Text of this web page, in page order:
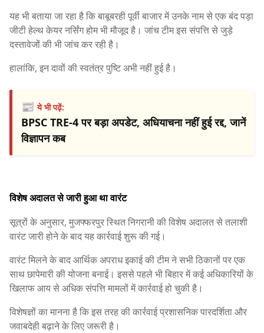
यह भी बताया जा रहा है कि बाबूबरही पूर्वी बाजार में उनके नाम से एक बंद पड़ा
जीटी हेल्थ केयर नर्सिंग होम भी मौजूद है। जांच टीम इस संपत्ति से जुड़े
दस्तावेजों की भी जांच कर रही है।
हालांकि, इन दावों की स्वतंत्र पुष्टि अभी नहीं हुई है।
📰ये भी पढ़ें:
BPSC TRE-4 पर बड़ा अपडेट, अधियाचना नहीं हुई रद्द, जानें
विज्ञापन कब
विशेष अदालत से जारी हुआ था वारंट
सूत्रों के अनुसार, मुजफ्फरपुर स्थित निगरानी की विशेष अदालत से तलाशी
वारंट जारी होने के बाद यह कार्रवाई शुरू की गई।
वारंट मिलने के बाद आर्थिक अपराध इकाई की टीम ने सभी ठिकानों पर एक
साथ छापेमारी की योजना बनाई। इससे पहले भी बिहार में कई अधिकारियों के
खिलाफ आय से अधिक संपत्ति मामलों में कार्रवाई हो चुकी है।
विशेषज्ञों का मानना है कि इस तरह की कार्रवाई प्रशासनिक पारदर्शिता और
जवाबदेही बढ़ाने के लिए जरूरी है।